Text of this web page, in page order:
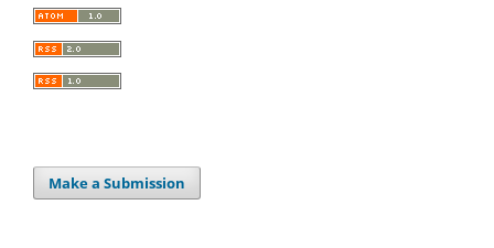
Make a Submission